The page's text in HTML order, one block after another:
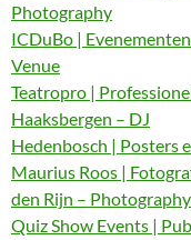
Photography
ICDuBo |
Venue
Teatropro |
Haaksbergen – DJ
Hedenbosch | Posters
Maurius Roos |
den Rijn – Photography
Quiz Show Events |